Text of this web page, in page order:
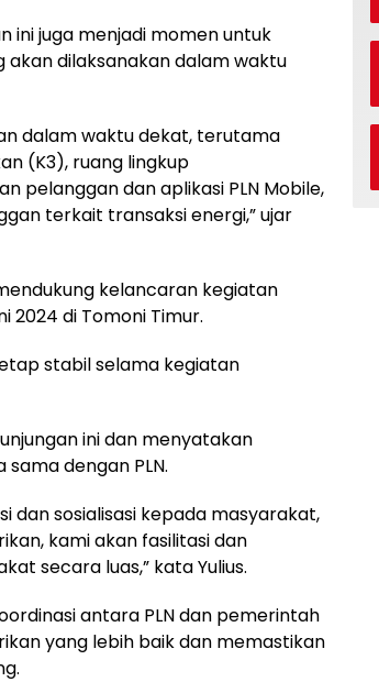
ini juga menjadi momen untuk
dilaksanakan dalam waktu
dalam waktu dekat, terutama
(K3), ruang lingkup
pelanggan dan aplikasi PLN Mobile,
terkait transaksi energi,” ujar
kelancaran kegiatan
2024 di Tomoni Timur.
stabil selama kegiatan
ini dan menyatakan
dengan PLN.
dan sosialisasi kepada masyarakat,
kami akan fasilitasi dan
secara luas,” kata Yulius.
antara PLN dan pemerintah
yang lebih baik dan memastikan